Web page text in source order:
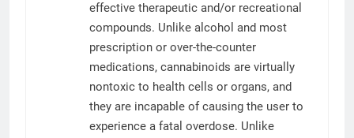
effective therapeutic and/or recreational
compounds. Unlike alcohol and most
prescription or over-the-counter
medications, cannabinoids are virtually
nontoxic to health cells or organs, and
they are incapable of causing the user to
experience a fatal overdose. Unlike